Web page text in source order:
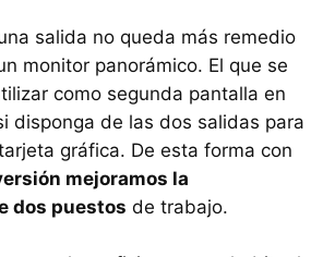
salida no queda más remedio
monitor panorámico. El que se
como segunda pantalla en
disponga de las dos salidas para
gráfica. De esta forma con
mejoramos la
dos puestos de trabajo.